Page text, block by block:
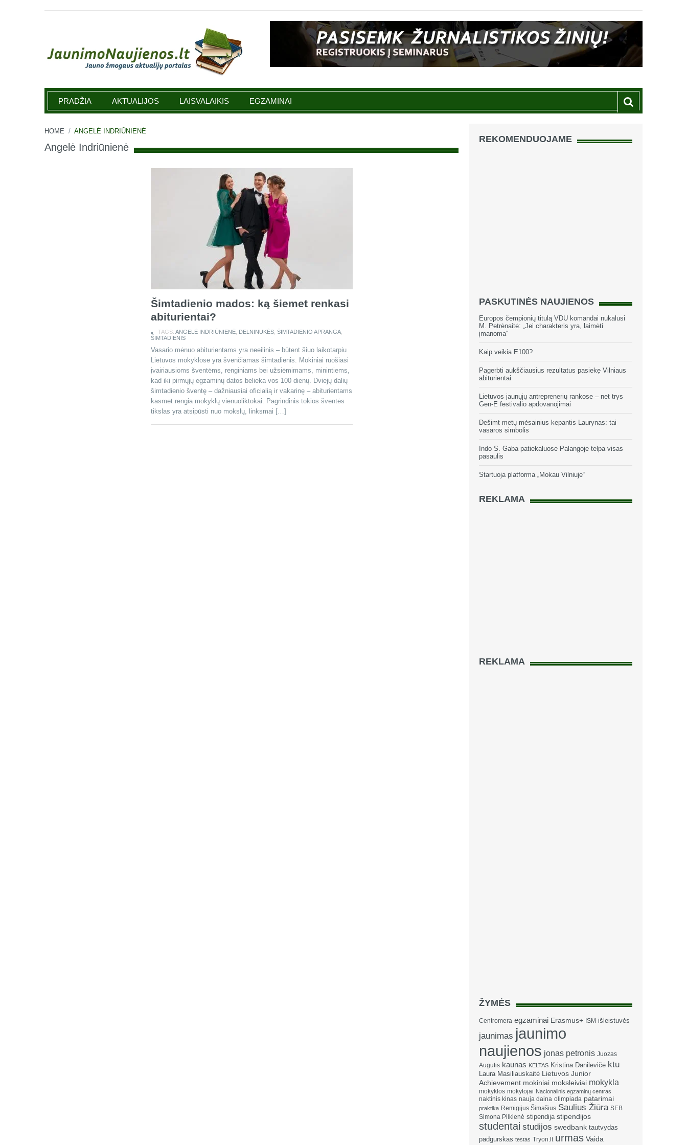
Jaunimonaujienos.lt
PRADŽIA AKTUALIJOS LAISVALAIKIS EGZAMINAI
HOME / ANGELĖ INDRIŪNIENĖ
Angelė Indriūnienė
Šimtadienio mados: ką šiemet renkasi
abiturientai?
TAGS: ANGELĖ INDRIŪNIENĖ, DELNINUKĖS, ŠIMTADIENIO APRANGA,
ŠIMTADIENIS
Vasario mėnuo abiturientams yra neeilinis – būtent šiuo laikotarpiu
Lietuvos mokyklose yra švenčiamas šimtadienis. Mokiniai ruošiasi
įvairiausioms šventėms, renginiams bei užsiėmimams, minintiems,
kad iki pirmųjų egzaminų datos belieka vos 100 dienų. Dviejų dalių
šimtadienio šventę – dažniausiai oficialią ir vakarinę – abiturientams
kasmet rengia mokyklų vienuoliktokai. Pagrindinis tokios šventės
tikslas yra atsipūsti nuo mokslų, linksmai […]
REKOMENDUOJAME
PASKUTINĖS NAUJIENOS
Europos čempionių titulą VDU komandai nukalusi
M. Petrėnaitė: „Jei charakteris yra, laimėti
įmanoma“
Kaip veikia E100?
Pagerbti aukščiausius rezultatus pasiekę Vilniaus
abiturientai
Lietuvos jaunųjų antreprenerių rankose – net trys
Gen-E festivalio apdovanojimai
Dešimt metų mėsainius kepantis Laurynas: tai
vasaros simbolis
Indo S. Gaba patiekaluose Palangoje telpa visas
pasaulis
Startuoja platforma „Mokau Vilniuje“
REKLAMA
REKLAMA
ŽYMĖS
Centromera egzaminai Erasmus+ ISM išleistuvės
jaunimas jaunimo
naujienos jonas petronis Juozas
Augutis kaunas KELTAS Kristina Danilevičė ktu
Laura Masiliauskaitė Lietuvos Junior
Achievement mokiniai moksleiviai mokykla
mokyklos mokytojai Nacionalinis egzaminų centras
naktinis kinas nauja daina olimpiada patarimai
praktika Remigijus Šimašius Saulius Žiūra SEB
Simona Pilkienė stipendija stipendijos
studentai studijos swedbank tautvydas
padgurskas testas Tryon.lt urmas Vaida